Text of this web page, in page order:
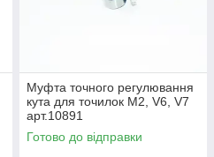
Муфта точного регулювання
кута для точилок M2, V6, V7
арт.10891
Готово до відправки